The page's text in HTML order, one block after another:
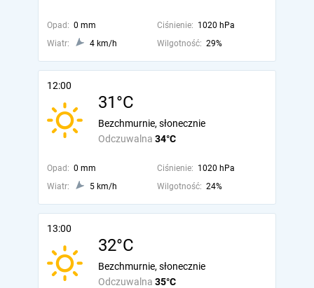
Opad: 0 mm Ciśnienie: 1020 hPa
Wiatr:
4 km/h Wilgotność: 29%
12:00
31°C
Odczuwalna 34°C
Bezchmurnie, słonecznie
Opad: 0 mm Ciśnienie: 1020 hPa
Wiatr:
5 km/h Wilgotność: 24%
13:00
32°C
Odczuwalna 35°C
Bezchmurnie, słonecznie